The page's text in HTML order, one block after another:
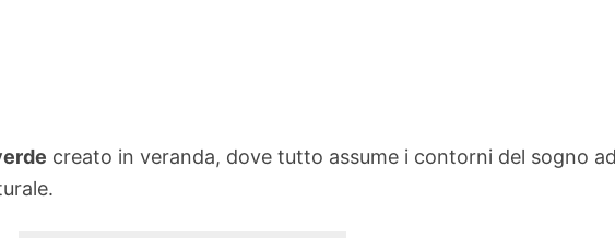
creato in veranda, dove tutto assume i contorni del sogno